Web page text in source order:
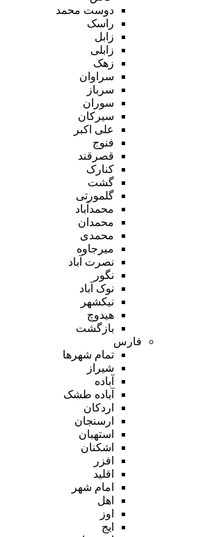
دوست محمد
راسک
زابل
زابلی
زهک
سراوان
سرباز
سوران
سیرکان
علی اکبر
فنوج
قصرقند
کنارک
گشت
گلمورتی
محمدآباد
محمدان
محمدی
میرجاوه
نصرت آباد
نگور
نوک آباد
نیکشهر
هیدوچ
بازگشت
فارس
تمام شهر‌ها
شیراز
آباده
آباده طشک
اردکان
ارسنجان
استهبان
اشکنان
افزر
اقلید
امام شهر
اهل
اوز
ایج